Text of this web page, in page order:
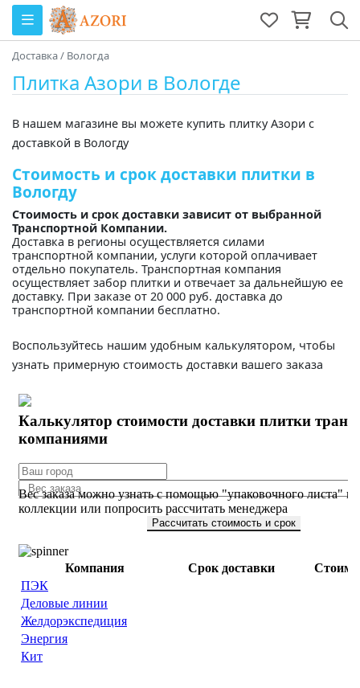
Доставка/ Вологда
Плитка Азори в Вологде
В нашем магазине вы можете купить плитку Азори с
доставкой в Вологду
Стоимость и срок доставки плитки в
Вологду
Стоимость и срок доставки зависит от выбранной
Транспортной Компании.
Доставка в регионы осуществляется силами
транспортной компании, услуги которой оплачивает
отдельно покупатель. Транспортная компания
осуществляет забор плитки и отвечает за дальнейшую ее
доставку. При заказе от 20 000 руб. доставка до
транспортной компании бесплатно.
Воспользуйтесь нашим удобным калькулятором, чтобы
узнать примерную стоимость доставки вашего заказа